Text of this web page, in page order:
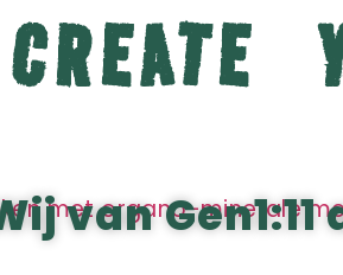
CREATE
van Gen1:11